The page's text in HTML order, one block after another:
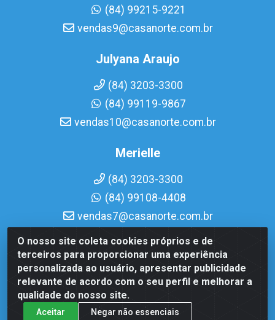
O nosso site coleta cookies próprios e de
terceiros para proporcionar uma experiência
personalizada ao usuário, apresentar publicidade
relevante de acordo com o seu perfil e melhorar a
qualidade do nosso site.
Aceitar Negar não essenciais
(84) 99215-9221
vendas9@casanorte.com.br
Julyana Araujo
(84) 3203-3300
(84) 99119-9867
vendas10@casanorte.com.br
Merielle
(84) 3203-3300
(84) 99108-4408
vendas7@casanorte.com.br
Casa Norte LTDA - Av. Interventor Mário Câmara, 1815 -
Dix-Sept Rosado, Natal/RN - CEP 59054-600 - CNPJ
08.713.513/0001-51